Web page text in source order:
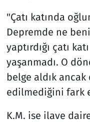
"Çatı katında
Depremde ne
yaptırdığı çatı
yaşanmadı. O
belge aldık
edilmediğini fark
K.M. ise ilave